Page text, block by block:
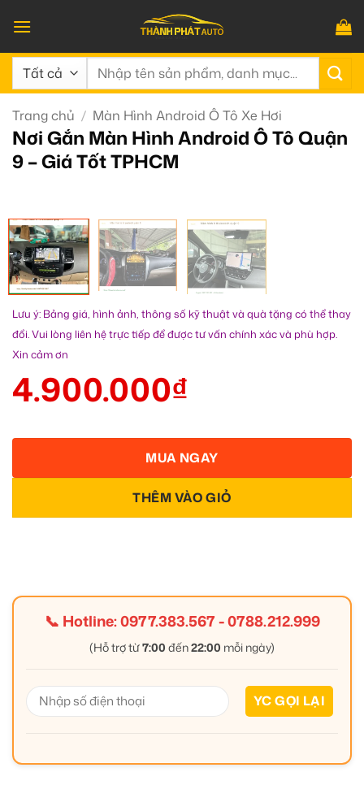
qua
nội
dung
Tìm
Trang chủ / Màn Hình Android Ô Tô Xe Hơi
Nơi Gắn Màn Hình Android Ô Tô Quận
9 – Giá Tốt TPHCM
Lưu ý: Bảng giá, hình ảnh, thông số kỹ thuật và quà tặng có thể thay
đổi. Vui lòng liên hệ trực tiếp để được tư vấn chính xác và phù hợp.
Xin cảm ơn
4.900.000₫
THÊM VÀO GIỎ
MUA NGAY
📞 Hotline:0977.383.567-0788.212.999
(Hỗ trợ từ7:00 đến22:00 mỗi ngày)